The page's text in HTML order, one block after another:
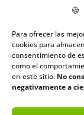
🍪
Para ofrecer las
cookies para
consentimiento de
como el
en este sitio. No
negativamente a
para la